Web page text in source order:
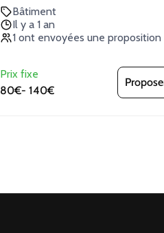
Bâtiment
Il y a 1 an
1 ont envoyées une proposition
Prix fixe
80€- 140€